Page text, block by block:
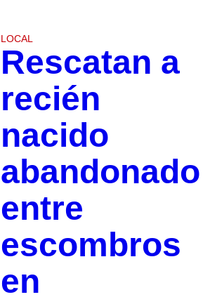
LOCAL
Rescatan a
recién
nacido
abandonado
entre
escombros
en